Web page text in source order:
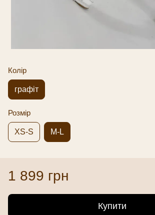
Колір
графіт
Розмір
XS-S M-L
1 899 грн
Купити